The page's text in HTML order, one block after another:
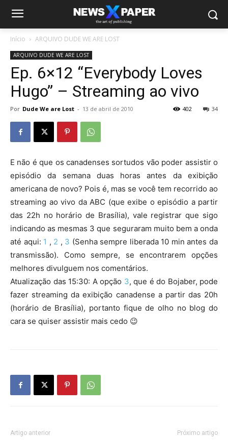
Início ARQUIVO DUDE WE ARE LOST
ARQUIVO DUDE WE ARE LOST
Ep. 6×12 “Everybody Loves
Hugo” – Streaming ao vivo
Por Dude We are Lost - 13 de abril de 2010 34
402
E não é que os canadenses sortudos vão poder assistir o
episódio da semana duas horas antes da exibição
americana de novo? Pois é, mas se você tem recorrido ao
streaming ao vivo da ABC (que exibe o episódio a partir
das 22h no horário de Brasília), vale registrar que sigo
indicando as mesmas 3 que seguraram muito bem a onda
até aqui: 1 , 2 , 3 (Senha sempre liberada 10 min antes da
transmissão). Como sempre, se encontrarem opções
melhores divulguem nos comentários.
Atualização das 15:30: A opção 3, que é do Bojaber, pode
fazer streaming da exibição canadense a partir das 20h
(horário de Brasília), portanto fique de olho no blog do
cara se quiser assistir mais cedo 😉
Artigo anterior Próximo artigo